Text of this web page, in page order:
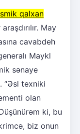
qalxan
May
cavabdeh
Maykl
sənaye
“Əsl texniki
olan
ki, bu
biz onun